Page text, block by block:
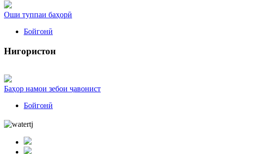
Оши туппаи баҳорӣ
Бойгонӣ
Нигористон
Баҳор намои зебои ҷавонист
Бойгонӣ